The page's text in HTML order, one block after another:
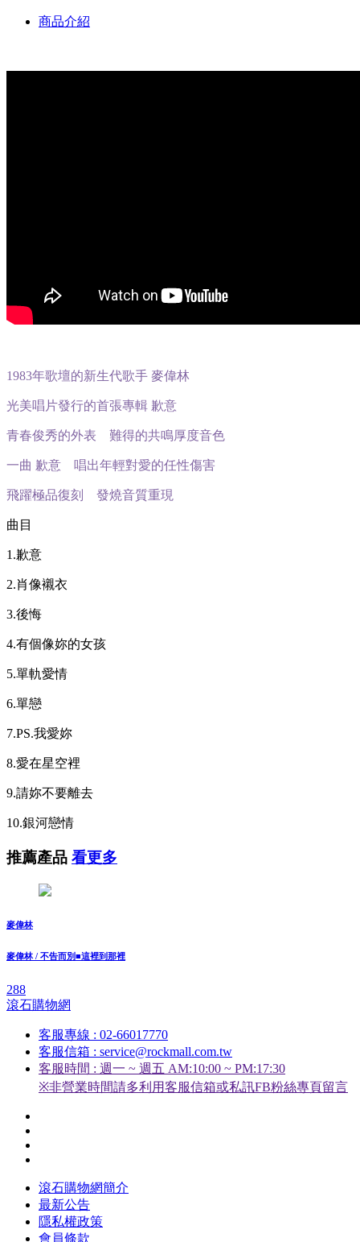
商品介紹
1983年歌壇的新生代歌手 麥偉林
光美唱片發行的首張專輯 歉意
青春俊秀的外表 難得的共鳴厚度音色
一曲 歉意 唱出年輕對愛的任性傷害
飛躍極品復刻 發燒音質重現
曲目
1.歉意
2.肖像襯衣
3.後悔
4.有個像妳的女孩
5.單軌愛情
6.單戀
7.PS.我愛妳
8.愛在星空裡
9.請妳不要離去
10.銀河戀情
推薦產品 看更多
麥偉林
麥偉林 / 不告而別■這裡到那裡
288
滾石購物網
客服專線 : 02-66017770
客服信箱 : service@rockmall.com.tw
客服時間 : 週一 ~ 週五 AM:10:00 ~ PM:17:30
※非營業時間請多利用客服信箱或私訊FB粉絲專頁留言
滾石購物網簡介
最新公告
隱私權政策
會員條款